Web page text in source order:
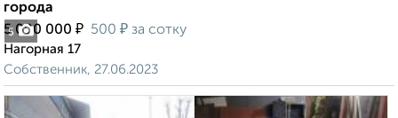
5
города
5 000 000 ₽ 500 ₽ за сотку
Нагорная 17
Собственник, 27.06.2023